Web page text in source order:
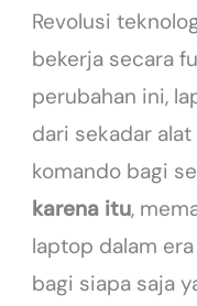
Revolusi
bekerja secara
perubahan ini,
dari sekadar
komando bagi
karena itu,
laptop dalam
bagi siapa saja